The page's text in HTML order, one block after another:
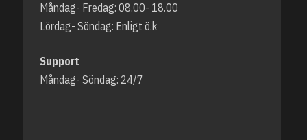
Måndag- Fredag: 08.00- 18.00
Lördag- Söndag: Enligt ö.k
Support
Måndag- Söndag: 24/7